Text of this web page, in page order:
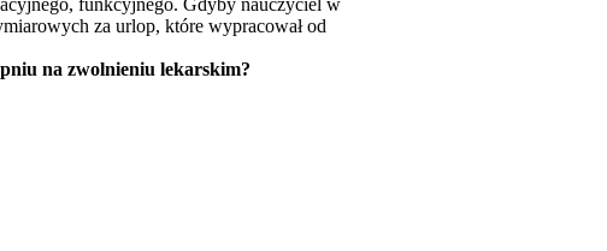
za urlop, które wypracował od
na zwolnieniu lekarskim?